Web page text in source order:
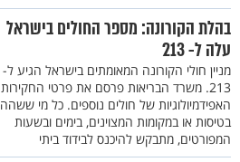
בהלת הקורונה: מספר החולים בישראל
עלה ל- 213
מניין חולי הקורונה המאומתים בישראל הגיע ל-
213. משרד הבריאות פרסם את פרטי החקירות
האפידמיולוגיות של חולים נוספים. כל מי ששהה
בטיסות או במקומות המצוינים, בימים ובשעות
המפורטים, מתבקש להיכנס לבידוד ביתי